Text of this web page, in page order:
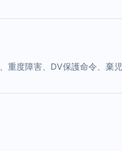
重度障害、DV保護命令、棄児